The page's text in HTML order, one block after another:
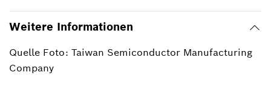
Weitere Informationen
Quelle Foto: Taiwan Semiconductor Manufacturing
Company